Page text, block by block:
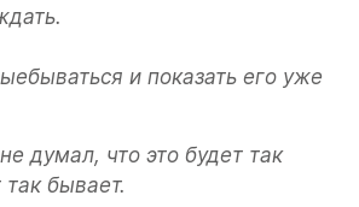
и показать его уже
думал, что это будет так
бывает.